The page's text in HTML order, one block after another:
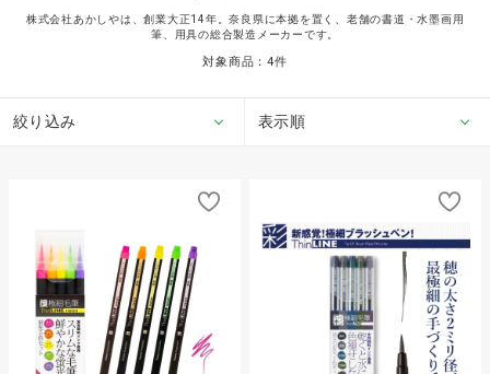
株式会社あかしやは、創業大正14年。奈良県に本拠を置く、老舗の書道・水墨画用
筆、用具の総合製造メーカーです。
対象商品：4件
絞り込み 表示順